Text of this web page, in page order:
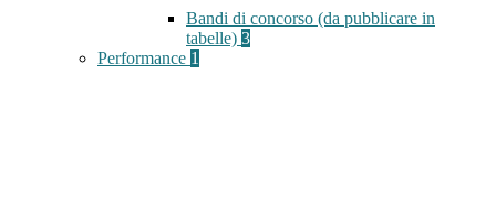
Bandi di concorso (da pubblicare in
tabelle) 3
Performance 1